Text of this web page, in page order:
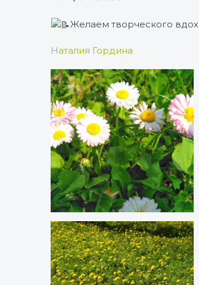
Желаем творческого
Наталия Гордина